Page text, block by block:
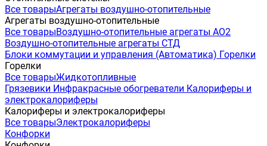
Все товарыАгрегаты воздушно-отопительные
Агрегаты воздушно-отопительные
Все товарыВоздушно-отопительные агрегаты АО2
Воздушно-отопительные агрегаты СТД
Блоки коммутации и управления (Автоматика) Горелки
Горелки
Все товарыЖидкотопливные
Грязевики Инфракрасные обогреватели Калориферы и
электрокалориферы
Калориферы и электрокалориферы
Все товарыЭлектрокалориферы
Конфорки